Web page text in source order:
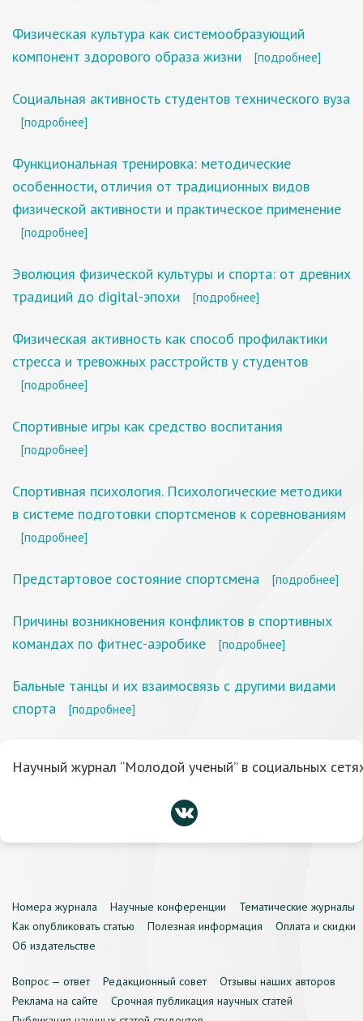
Физическая культура как системообразующий
компонент здорового образа жизни
[подробнее]
Социальная активность студентов технического вуза
[подробнее]
Функциональная тренировка: методические
особенности, отличия от традиционных видов
физической активности и практическое применение
[подробнее]
Эволюция физической культуры и спорта: от древних
традиций до digital-эпохи
[подробнее]
Физическая активность как способ профилактики
стресса и тревожных расстройств у студентов
[подробнее]
Спортивные игры как средство воспитания
[подробнее]
Спортивная психология. Психологические методики
в системе подготовки спортсменов к соревнованиям
[подробнее]
Предстартовое состояние спортсмена [подробнее]
Причины возникновения конфликтов в спортивных
командах по фитнес-аэробике
[подробнее]
Бальные танцы и их взаимосвязь с другими видами
спорта
[подробнее]
Научный журнал “Молодой ученый” в социальных
Номера журнала Научные конференции
Тематические журналы
Как опубликовать статью
Полезная информация
Оплата и скидки
Об издательстве
Вопрос — ответ Редакционный совет
Отзывы наших авторов
Реклама на сайте
Срочная публикация научных статей